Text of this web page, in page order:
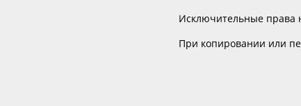
Исключительные права
При копировании или